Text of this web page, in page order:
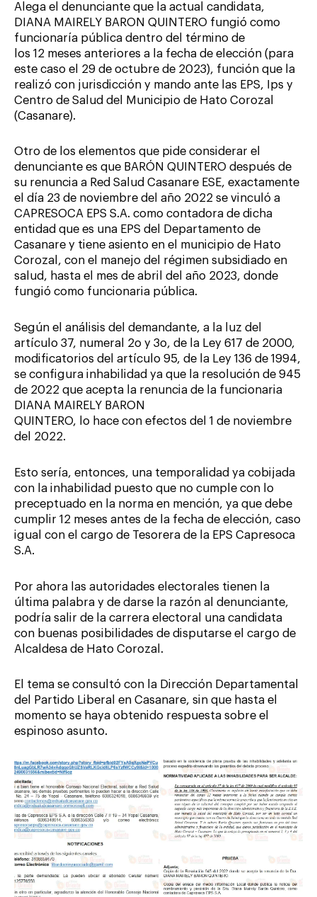
Alega el denunciante que la actual candidata,
DIANA MAIRELY BARON QUINTERO fungió como
funcionaría pública dentro del término de
los 12 meses anteriores a la fecha de elección (para
este caso el 29 de octubre de 2023), función que la
realizó con jurisdicción y mando ante las EPS, Ips y
Centro de Salud del Municipio de Hato Corozal
(Casanare).
Otro de los elementos que pide considerar el
denunciante es que BARÓN QUINTERO después de
su renuncia a Red Salud Casanare ESE, exactamente
el día 23 de noviembre del año 2022 se vinculó a
CAPRESOCA EPS S.A. como contadora de dicha
entidad que es una EPS del Departamento de
Casanare y tiene asiento en el municipio de Hato
Corozal, con el manejo del régimen subsidiado en
salud, hasta el mes de abril del año 2023, donde
fungió como funcionaria pública.
Según el análisis del demandante, a la luz del
artículo 37, numeral 2o y 3o, de la Ley 617 de 2000,
modificatorios del artículo 95, de la Ley 136 de 1994,
se configura inhabilidad ya que la resolución de 945
de 2022 que acepta la renuncia de la funcionaria
DIANA MAIRELY BARON
QUINTERO, lo hace con efectos del 1 de noviembre
del 2022.
Esto sería, entonces, una temporalidad ya cobijada
con la inhabilidad puesto que no cumple con lo
preceptuado en la norma en mención, ya que debe
cumplir 12 meses antes de la fecha de elección, caso
igual con el cargo de Tesorera de la EPS Capresoca
S.A.
Por ahora las autoridades electorales tienen la
última palabra y de darse la razón al denunciante,
podría salir de la carrera electoral una candidata
con buenas posibilidades de disputarse el cargo de
Alcaldesa de Hato Corozal.
El tema se consultó con la Dirección Departamental
del Partido Liberal en Casanare, sin que hasta el
momento se haya obtenido respuesta sobre el
espinoso asunto.